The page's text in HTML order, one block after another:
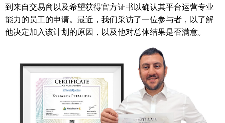
到来自交易商以及希望获得官方证书以确认其平台运营专业
能力的员工的申请。最近，我们采访了一位参与者，以了解
他决定加入该计划的原因，以及他对总体结果是否满意。